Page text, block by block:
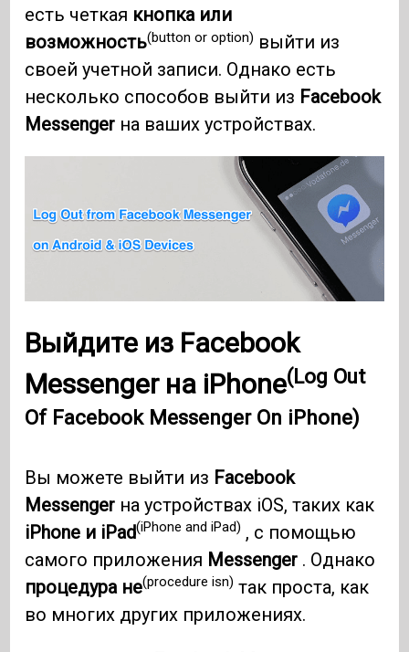
есть четкая кнопка или
возможность(button or option) выйти из
своей учетной записи. Однако есть
несколько способов выйти из Facebook
Messenger на ваших устройствах.
Выйдите из Facebook
Messenger на iPhone(Log Out
Of Facebook Messenger On iPhone)
Вы можете выйти из Facebook
Messenger на устройствах iOS, таких как
iPhone и iPad(iPhone and iPad) , с помощью
самого приложения Messenger . Однако
процедура не(procedure isn) так проста, как
во многих других приложениях.